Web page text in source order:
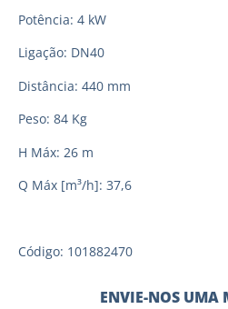
Potência: 4 kW
Ligação: DN40
Distância: 440 mm
Peso: 84 Kg
H Máx: 26 m
Q Máx [m³/h]: 37,6
Código: 101882470
ENVIE-NOS UMA